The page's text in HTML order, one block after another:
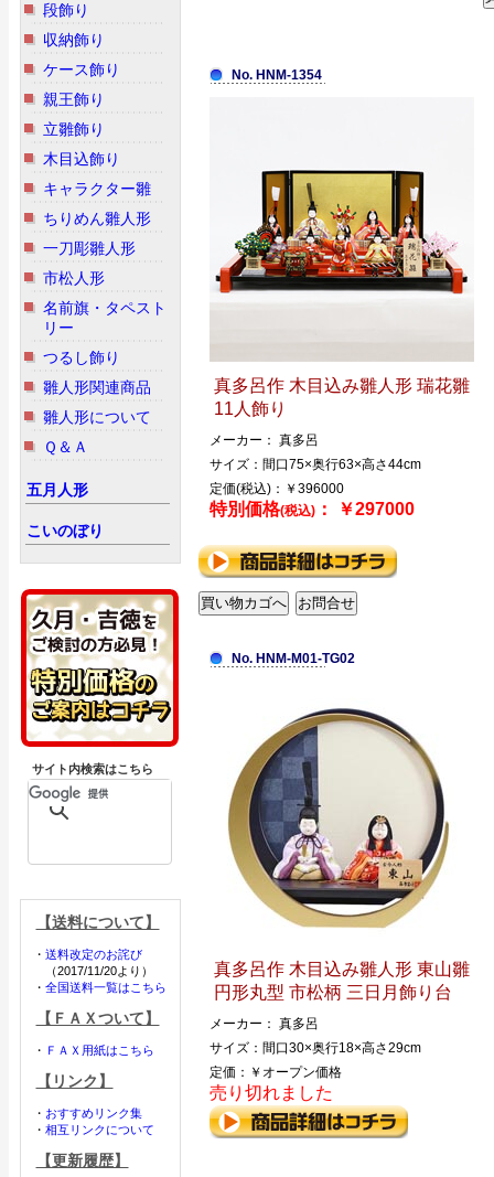
段飾り
収納飾り
ケース飾り
親王飾り
立雛飾り
木目込飾り
キャラクター雛
ちりめん雛人形
一刀彫雛人形
市松人形
名前旗・タペスト
リー
つるし飾り
雛人形関連商品
雛人形について
Ｑ＆Ａ
五月人形
こいのぼり
サイト内検索はこちら
【送料について】
・ 送料改定のお詫び
（2017/11/20より）
・ 全国送料一覧はこちら
【ＦＡＸついて】
・ ＦＡＸ用紙はこちら
【リンク】
・ おすすめリンク集
・ 相互リンクについて
【更新履歴】
No. HNM-1354
真多呂作 木目込み雛人形 瑞花雛
11人飾り
メーカー： 真多呂
サイズ：間口75×奥行63×高さ44cm
定価(税込)：￥396000
特別価格(税込)： ￥297000
No. HNM-M01-TG02
真多呂作 木目込み雛人形 東山雛
円形丸型 市松柄 三日月飾り台
メーカー： 真多呂
サイズ：間口30×奥行18×高さ29cm
定価：￥オープン価格
売り切れました